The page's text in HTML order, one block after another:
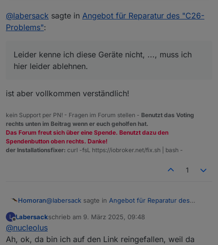
@labersack sagte in Angebot für Reparatur des "C26-
Problems":
Leider kenne ich diese Geräte nicht, ..., muss ich
hier leider ablehnen.
ist aber vollkommen verständlich!
kein Support per PN! - Fragen im Forum stellen - Benutzt das Voting
rechts unten im Beitrag wenn er euch geholfen hat.
Das Forum freut sich über eine Spende. Benutzt dazu den
Spendenbutton oben rechts. Danke!
der Installationsfixer: curl -fsL https://iobroker.net/fix.sh | bash -
1
Homoran@labersack sagte in Angebot für Reparatur des
L
Offline
Labersackschrieb am 9. März 2025, 09:48
zuletzt editiert von
@nucleolus
Ah, ok, da bin ich auf den Link reingefallen, weil da